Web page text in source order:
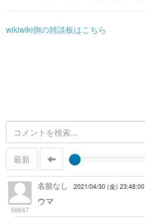
wikiwiki側の雑談板はこちら
最新
68647
名前なし 2021/04/30 (金) 23:48:00
ウマ